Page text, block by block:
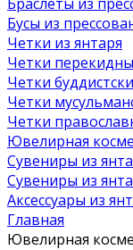
Бусы из
Четки из янтаря
Четки
Четки
Четки
Четки
Ювелирная
Сувениры из
Сувениры из
Аксессуары из
Главная
Ювелирная